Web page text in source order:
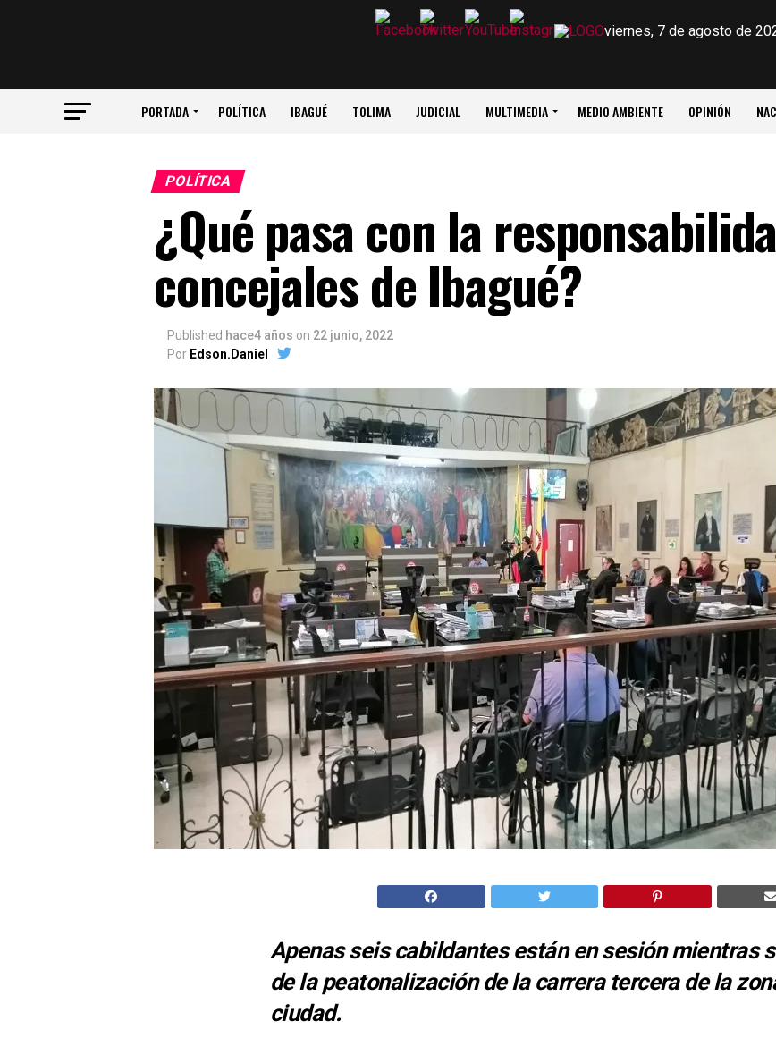
viernes, 7 de agosto de
PORTADA POLÍTICA IBAGUÉ TOLIMA JUDICIAL MULTIMEDIA MEDIO AMBIENTE OPINIÓN
POLÍTICA
¿Qué pasa con la
concejales de Ibagué?
Published hace4 años on 22 junio, 2022
Por Edson.Daniel
Apenas seis cabildantes están en sesión mientras
de la peatonalización de la carrera tercera de la
ciudad.